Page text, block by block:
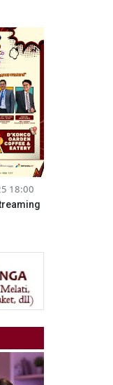
18:00